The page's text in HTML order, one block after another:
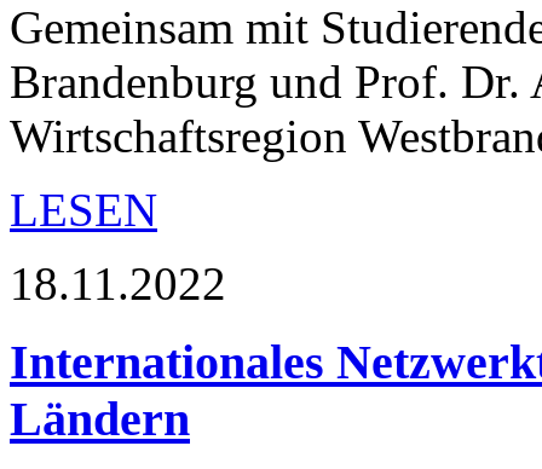
Gemeinsam mit
Brandenburg und Prof. Dr.
Wirtschaftsregion
LESEN
18.11.2022
Internationales
Ländern